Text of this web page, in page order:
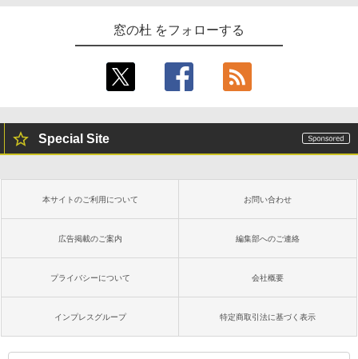
窓の杜 をフォローする
Special Site
本サイトのご利用について お問い合わせ
広告掲載のご案内 編集部へのご連絡
プライバシーについて 会社概要
インプレスグループ 特定商取引法に基づく表示